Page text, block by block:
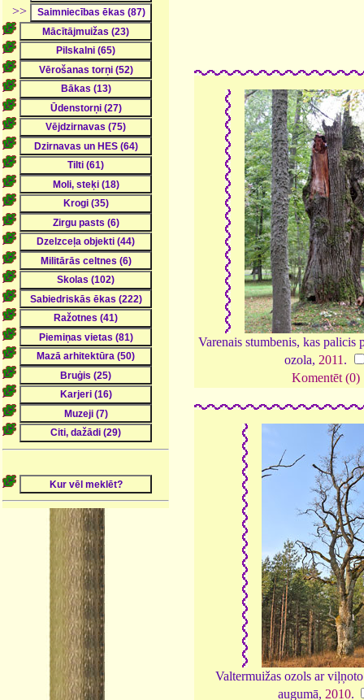
>>
Varenais stumbenis, kas palicis
ozola, 2011 .
Komentēt (0)
Valtermuižas ozols ar
augumā, 2010.